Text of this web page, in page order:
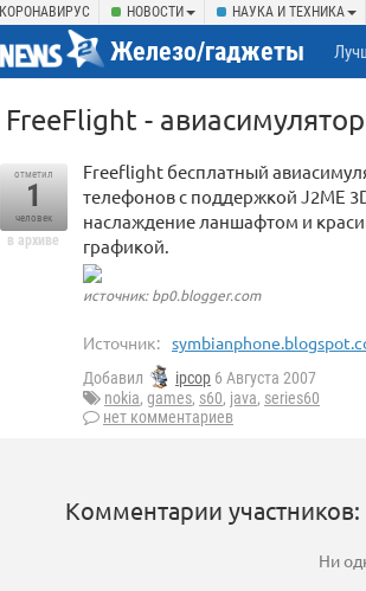
КОРОНАВИРУС НОВОСТИ НАУКА И ТЕХНИКА
Железо/гаджеты
FreeFlight -
отметил
1
человек
в архиве
Freeflight бесплатный
телефонов с поддержкой J2ME
наслаждение ланшафтом и
графикой.
источник: bp0.blogger.com
Источник:
Добавил ipcop 6 Августа 2007
nokia, games, s60, java, series60
нет комментариев
Комментарии участников:
Ни